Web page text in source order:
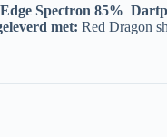
Spectron 85%
met: Red Dragon